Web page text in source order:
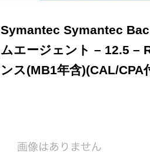
Symantec Symantec
ムエージェント – 12.5 –
ンス(MB1年含)(CAL/